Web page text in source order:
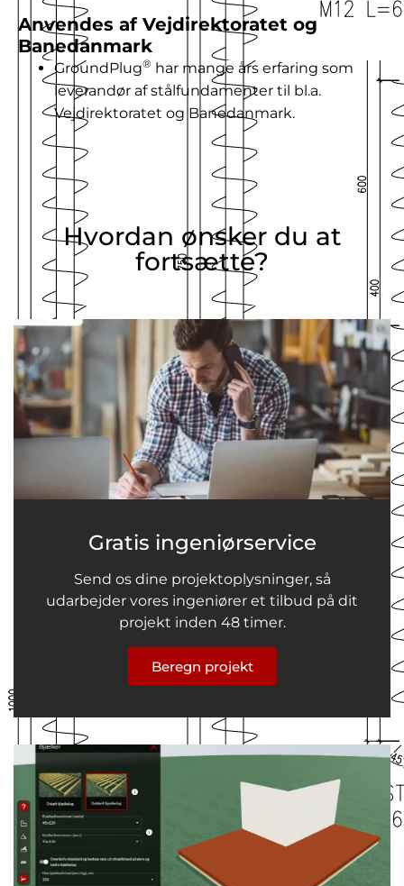
Anvendes af Vejdirektoratet og
Banedanmark
GroundPlug® har mange års erfaring som
leverandør af stålfundamenter til bl.a.
Vejdirektoratet og Banedanmark.
Hvordan ønsker du at
fortsætte?
Gratis ingeniørservice
Send os dine projektoplysninger, så
udarbejder vores ingeniører et tilbud på dit
projekt inden 48 timer.
Beregn projekt